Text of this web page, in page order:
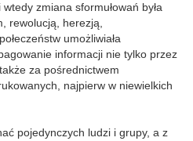
zmiana sformułowań była
rewolucją, herezją,
umożliwiała
informacji nie tylko przez
za pośrednictwem
najpierw w niewielkich
pojedynczych ludzi i grupy, a z